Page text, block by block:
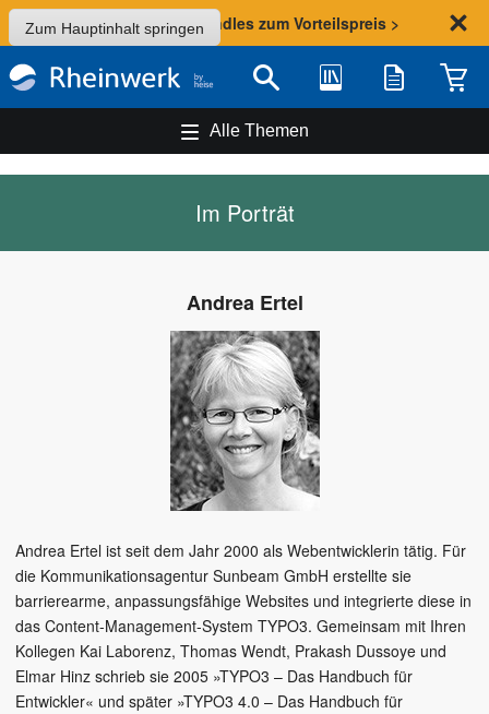
Zum Hauptinhalt springen
Sommer-Aktion: Bundles zum Vorteilspreis >
Suche Bibliothek Merkliste
Alle Themen
Im Porträt
Andrea Ertel
Andrea Ertel ist seit dem Jahr 2000 als Webentwicklerin tätig. Für
die Kommunikationsagentur Sunbeam GmbH erstellte sie
barrierearme, anpassungsfähige Websites und integrierte diese in
das Content-Management-System TYPO3. Gemeinsam mit Ihren
Kollegen Kai Laborenz, Thomas Wendt, Prakash Dussoye und
Elmar Hinz schrieb sie 2005 »TYPO3 – Das Handbuch für
Entwickler« und später »TYPO3 4.0 – Das Handbuch für